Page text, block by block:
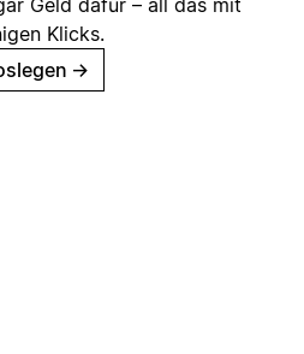
Klicks.
→